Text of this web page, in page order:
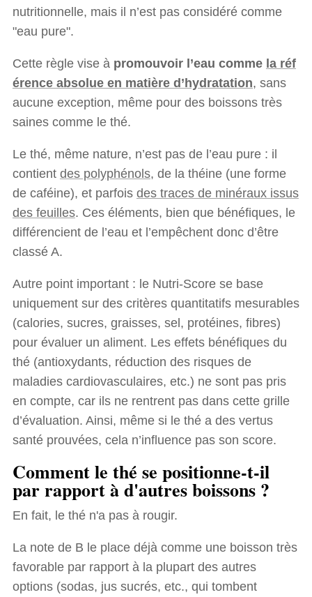
nutritionnelle, mais il n’est pas considéré comme
"eau pure".
Cette règle vise à promouvoir l’eau comme la réf
érence absolue en matière d’hydratation, sans
aucune exception, même pour des boissons très
saines comme le thé.
Le thé, même nature, n’est pas de l’eau pure : il
contient des polyphénols, de la théine (une forme
de caféine), et parfois des traces de minéraux issus
des feuilles. Ces éléments, bien que bénéfiques, le
différencient de l’eau et l’empêchent donc d’être
classé A.
Autre point important : le Nutri-Score se base
uniquement sur des critères quantitatifs mesurables
(calories, sucres, graisses, sel, protéines, fibres)
pour évaluer un aliment. Les effets bénéfiques du
thé (antioxydants, réduction des risques de
maladies cardiovasculaires, etc.) ne sont pas pris
en compte, car ils ne rentrent pas dans cette grille
d’évaluation. Ainsi, même si le thé a des vertus
santé prouvées, cela n’influence pas son score.
Comment le thé se positionne-t-il
par rapport à d'autres boissons ?
En fait, le thé n'a pas à rougir.
La note de B le place déjà comme une boisson très
favorable par rapport à la plupart des autres
options (sodas, jus sucrés, etc., qui tombent